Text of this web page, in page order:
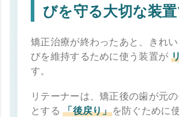
びを守る大切な装
矯正治療が終わったあと、きれ
びを維持するために使う装置が
す。
リテーナーは、矯正後の歯が元
とする「後戻り」を防ぐために